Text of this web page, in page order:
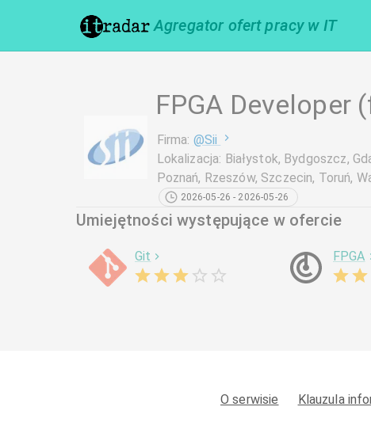
Agregator ofert pracy w IT
FPGA Developer
Firma: @Sii
Lokalizacja: Białystok, Bydgoszcz,
Poznań, Rzeszów, Szczecin, Toruń,
2026-05-26 - 2026-05-26
Umiejętności występujące w ofercie
Git FPGA
O serwisie Klauzula